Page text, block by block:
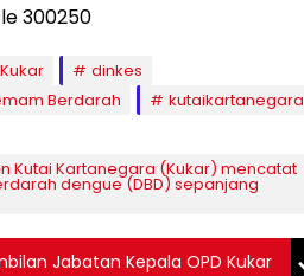
dinkes
Berdarah
kutaikartanegara
Kutai Kartanegara (Kukar) mencatat
dengue (DBD) sepanjang
Jabatan Kepala OPD Kukar